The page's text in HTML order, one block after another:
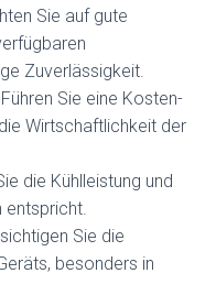
Sie auf gute
Zuverlässigkeit.
Führen Sie eine Kosten-
Wirtschaftlichkeit der
die Kühlleistung und
entspricht.
Sie die
besonders in